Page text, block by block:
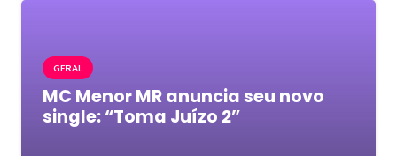
GERAL
MC Menor MR anuncia seu novo
single: “Toma Juízo 2”